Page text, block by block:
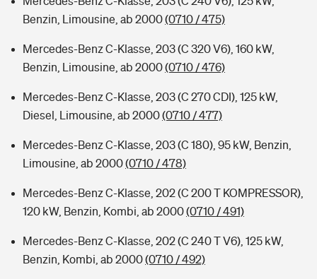
Benzin, Limousine, ab 2000(0710 / 475)
Mercedes-Benz C-Klasse, 203 (C 320 V6), 160 kW,
Benzin, Limousine, ab 2000(0710 / 476)
Mercedes-Benz C-Klasse, 203 (C 270 CDI), 125 kW,
Diesel, Limousine, ab 2000(0710 / 477)
Mercedes-Benz C-Klasse, 203 (C 180), 95 kW, Benzin,
Limousine, ab 2000(0710 / 478)
Mercedes-Benz C-Klasse, 202 (C 200 T KOMPRESSOR),
120 kW, Benzin, Kombi, ab 2000(0710 / 491)
Mercedes-Benz C-Klasse, 202 (C 240 T V6), 125 kW,
Benzin, Kombi, ab 2000(0710 / 492)